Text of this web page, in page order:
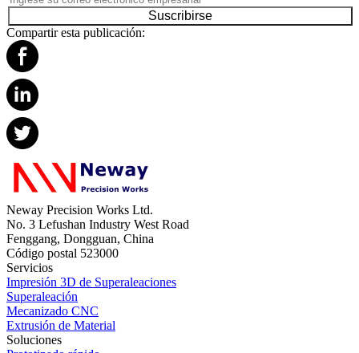
Suscribirse
Compartir esta publicación:
Neway Precision Works Ltd.
No. 3 Lefushan Industry West Road
Fenggang, Dongguan, China
Código postal 523000
Servicios
Impresión 3D de Superaleaciones
Superaleación
Mecanizado CNC
Extrusión de Material
Soluciones